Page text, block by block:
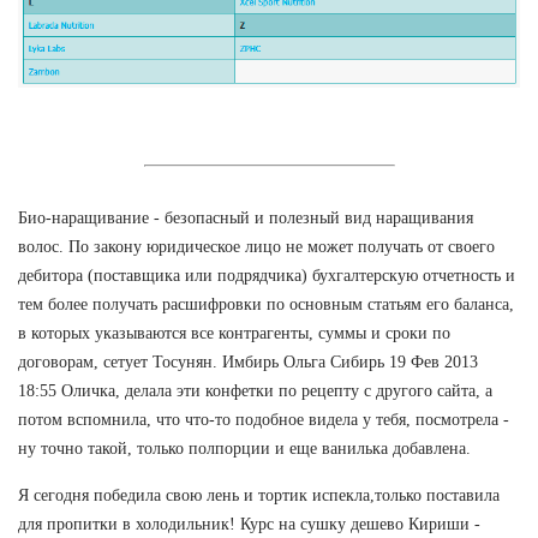
Био-наращивание - безопасный и полезный вид наращивания
волос. По закону юридическое лицо не может получать от своего
дебитора (поставщика или подрядчика) бухгалтерскую отчетность и
тем более получать расшифровки по основным статьям его баланса,
в которых указываются все контрагенты, суммы и сроки по
договорам, сетует Тосунян. Имбирь Ольга Сибирь 19 Фев 2013
18:55 Оличка, делала эти конфетки по рецепту с другого сайта, а
потом вспомнила, что что-то подобное видела у тебя, посмотрела -
ну точно такой, только полпорции и еще ванилька добавлена.
Я сегодня победила свою лень и тортик испекла,только поставила
для пропитки в холодильник! Курс на сушку дешево Кириши -